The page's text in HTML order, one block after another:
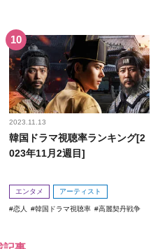
2023.11.13
韓国ドラマ視聴率ランキング[2
023年11月2週目]
エンタメ アーティスト
恋人 韓国ドラマ視聴率 高麗契丹戦争